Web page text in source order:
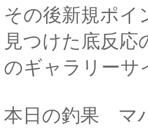
その後新規ポイ
見つけた底反
のギャラリー
本日の釣果 マ